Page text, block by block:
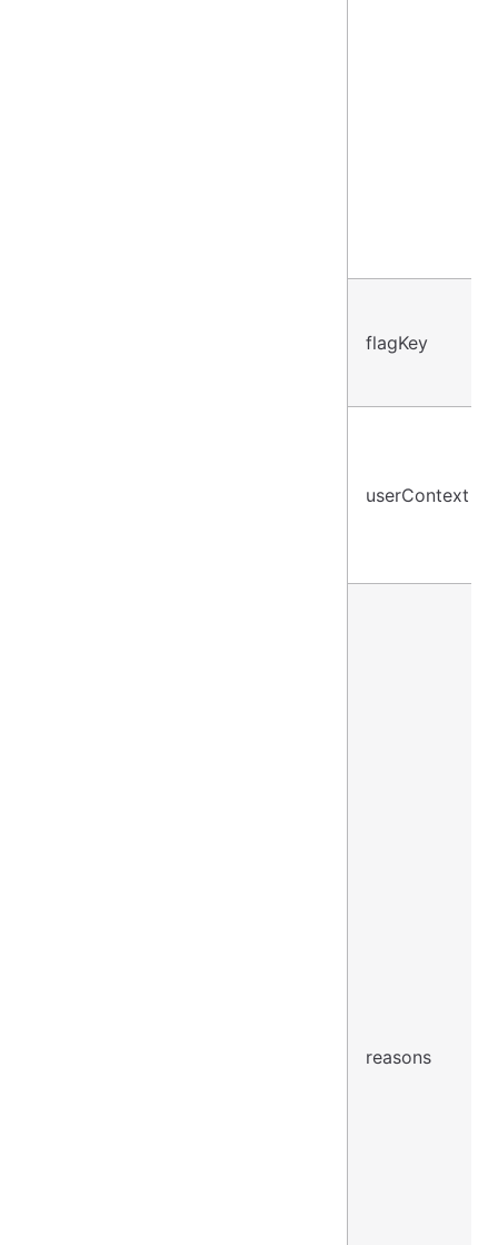
flagKey
userContext
reasons